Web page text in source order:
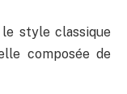
le style classique
composée de